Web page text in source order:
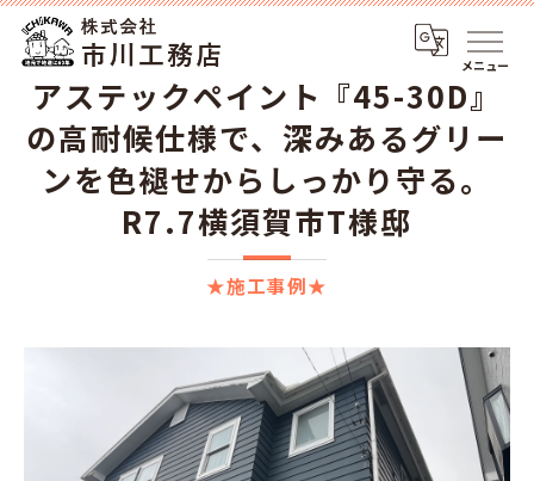
メニュー
★施工事例★
アステックペイント『45-30D』
の高耐候仕様で、深みあるグリー
ンを色褪せからしっかり守る。
R7.7横須賀市T様邸